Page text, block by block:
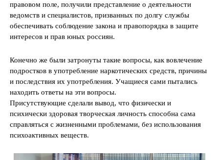
правовом поле, получили представление о деятельности
ведомств и специалистов, призванных по долгу службы
обеспечивать соблюдение закона и правопорядка в защите
интересов и прав юных россиян.
Конечно же были затронуты такие вопросы, как вовлечение
подростков в употребление наркотических средств, причины
и последствия их употребления. Учащиеся сами пытались
находить ответы на эти вопросы.
Присутствующие сделали вывод, что физически и
психически здоровая творческая личность способна сама
справляться с жизненными проблемами, без использования
психоактивных веществ.